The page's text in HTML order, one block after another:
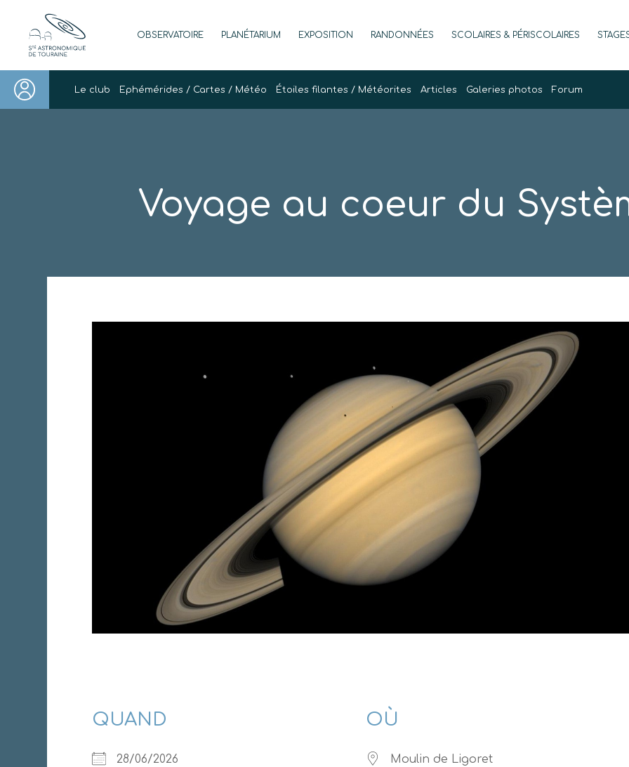
content
Société Astronomique de Touraine
Un regard plus NET sur notre univers
OBSERVATOIRE PLANÉTARIUM EXPOSITION RANDONNÉES SCOLAIRES & PÉRISCOLAIRES
Le club Ephémérides / Cartes / Météo Étoiles filantes / Météorites Articles Galeries photos Forum
Voyage au coeur du
QUAND
28/06/2026
OÙ
Moulin de Ligoret